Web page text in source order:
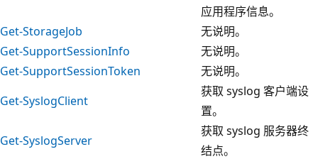
应用程序信息。
Get-StorageJob
无说明。
Get-SupportSessionInfo
无说明。
Get-SupportSessionToken
无说明。
Get-SyslogClient
获取 syslog 客户端设
置。
Get-SyslogServer
获取 syslog 服务器终
结点。